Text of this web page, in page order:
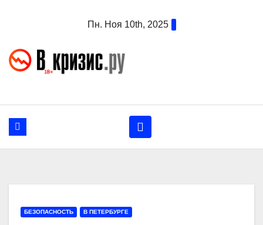
Пн. Ноя 10th, 2025
БЕЗОПАСНОСТЬ В ПЕТЕРБУРГЕ